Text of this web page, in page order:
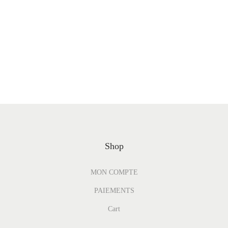
Shop
MON COMPTE
PAIEMENTS
Cart